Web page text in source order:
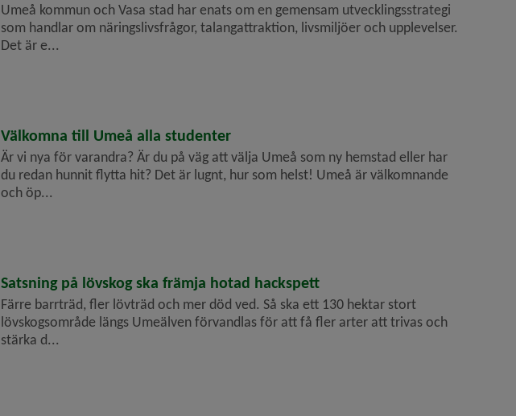
Umeå kommun och Vasa stad har enats om en gemensam utvecklingsstrategi
som handlar om näringslivsfrågor, talangattraktion, livsmiljöer och upplevelser.
Det är e...
2023-08-28
Välkomna till Umeå alla studenter
Är vi nya för varandra? Är du på väg att välja Umeå som ny hemstad eller har
du redan hunnit flytta hit? Det är lugnt, hur som helst! Umeå är välkomnande
och öp...
2023-08-22
Satsning på lövskog ska främja hotad hackspett
Färre barrträd, fler lövträd och mer död ved. Så ska ett 130 hektar stort
lövskogsområde längs Umeälven förvandlas för att få fler arter att trivas och
stärka d...